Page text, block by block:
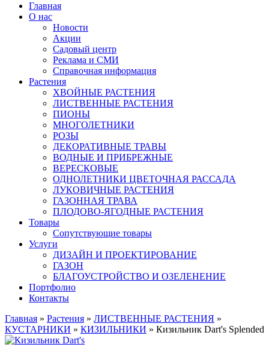
Главная
О нас
Новости
Акции
Садовый центр
Реклама и СМИ
Справочная информация
Растения
ХВОЙНЫЕ РАСТЕНИЯ
ЛИСТВЕННЫЕ РАСТЕНИЯ
ПИОНЫ
МНОГОЛЕТНИКИ
РОЗЫ
ДЕКОРАТИВНЫЕ ТРАВЫ
ВОДНЫЕ И ПРИБРЕЖНЫЕ
ВЕРЕСКОВЫЕ
ОДНОЛЕТНИКИ ЦВЕТОЧНАЯ РАССАДА
ЛУКОВИЧНЫЕ РАСТЕНИЯ
ГАЗОННАЯ ТРАВА
ПЛОДОВО-ЯГОДНЫЕ РАСТЕНИЯ
Товары
Сопутствующие товары
Услуги
ДИЗАЙН И ПРОЕКТИРОВАНИЕ
ГАЗОН
БЛАГОУСТРОЙСТВО И ОЗЕЛЕНЕНИЕ
Портфолио
Контакты
Главная » Растения » ЛИСТВЕННЫЕ РАСТЕНИЯ »
КУСТАРНИКИ » КИЗИЛЬНИКИ » Кизильник Dart's Splended